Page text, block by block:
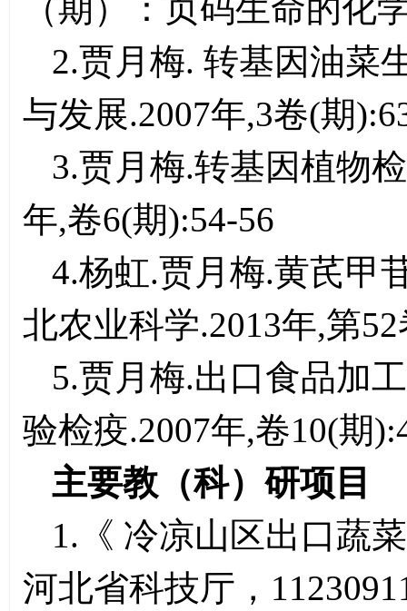
（期）：页码生命的化
2.贾月梅. 转基因油菜
与发展.2007年,3卷(期
3.贾月梅.转基因植物
年,卷6(期):54-56
4.杨虹.贾月梅.黄芪甲
北农业科学.2013年,第
5.贾月梅.出口食品加
验检疫.2007年,卷10(期
主要教（科）研项目
1.《 冷凉山区出口蔬
河北省科技厅，